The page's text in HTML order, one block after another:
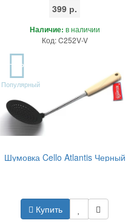
399 р.
Наличие: в наличии
Код: C252V-V
TOP
Популярный
Шумовка Cello Atlantis Черный
Купить